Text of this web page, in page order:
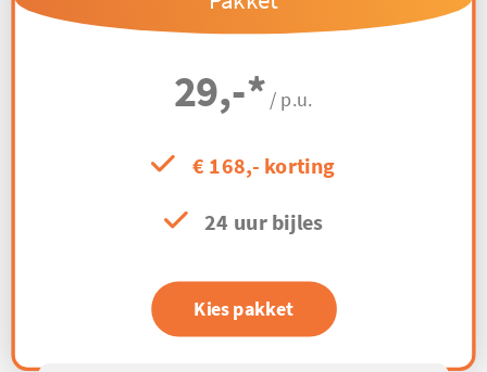
29,-* / p.u.
€ 168,- korting
24 uur bijles
Kies pakket